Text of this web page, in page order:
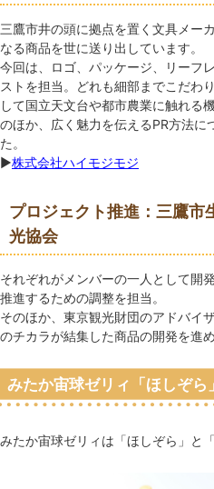
三鷹市井の頭に拠点を置く文具メー
なる商品を世に送り出しています。
今回は、ロゴ、パッケージ、リーフ
ストを担当。どれも細部までこだわ
して国立天文台や都市農業に触れる
のほか、広く魅力を伝えるPR方法に
た。
▶株式会社ハイモジモジ
プロジェクト推進：三鷹
光協会
それぞれがメンバーの一人として開
推進するための調整を担当。
そのほか、東京観光財団のアドバイ
のチカラが結集した商品の開発を進め
みたか宙球ゼリィ「ほしぞ
みたか宙球ゼリィは「ほしぞら」と